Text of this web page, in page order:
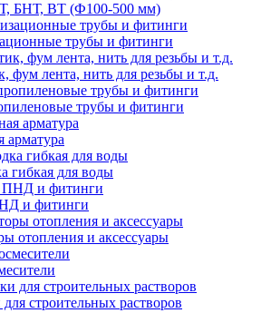
БНТ, ВТ (Ф100-500 мм)
трубы и фитинги
фум лента, нить для резьбы и т.д.
трубы и фитинги
арматура
гибкая для воды
и фитинги
отопления и аксессуары
строительных растворов